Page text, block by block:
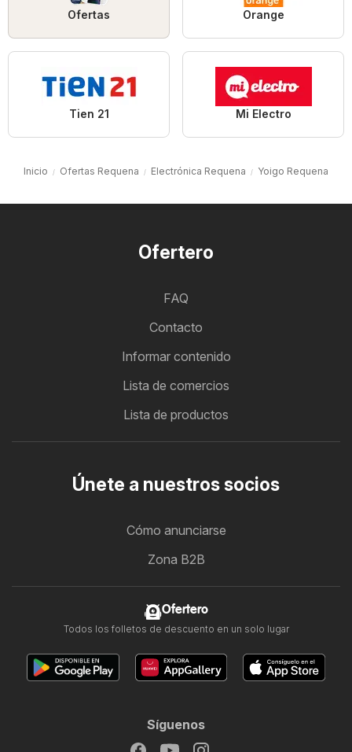
Ofertas Orange
Tien 21 Mi Electro
Inicio Ofertas Requena Electrónica Requena Yoigo Requena
Ofertero
FAQ
Contacto
Informar contenido
Lista de comercios
Lista de productos
Únete a nuestros socios
Cómo anunciarse
Zona B2B
Ofertero
Todos los folletos de descuento en un solo lugar
Síguenos